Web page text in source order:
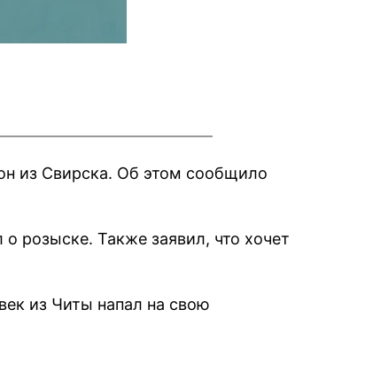
из Свирска. Об этом сообщило
розыске. Также заявил, что хочет
из Читы напал на свою